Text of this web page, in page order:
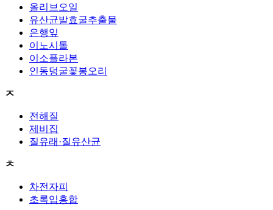
올리브오일
유산균발효굴추출물
은행잎
이노시톨
이소플라본
인동덩굴꽃봉오리
ㅈ
전해질
제비집
질유래·질유산균
ㅊ
차전자피
초록입홍합